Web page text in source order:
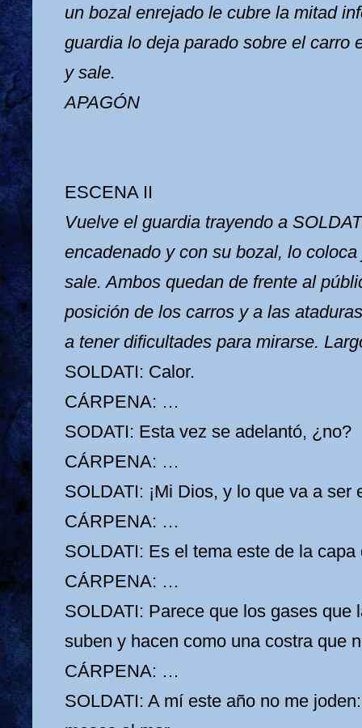
un bozal enrejado le cubre la mitad
guardia lo deja parado sobre el carro
y sale.
APAGÓN
ESCENA II
Vuelve el guardia trayendo a
encadenado y con su bozal, lo
sale. Ambos quedan de frente al
posición de los carros y a las
a tener dificultades para mirarse.
SOLDATI: Calor.
CÁRPENA: …
SODATI: Esta vez se adelantó, ¿no?
CÁRPENA: …
SOLDATI: ¡Mi Dios, y lo que va a ser
CÁRPENA: …
SOLDATI: Es el tema este de la
CÁRPENA: …
SOLDATI: Parece que los gases que
suben y hacen como una costra que
CÁRPENA: …
SOLDATI: A mí este año no me